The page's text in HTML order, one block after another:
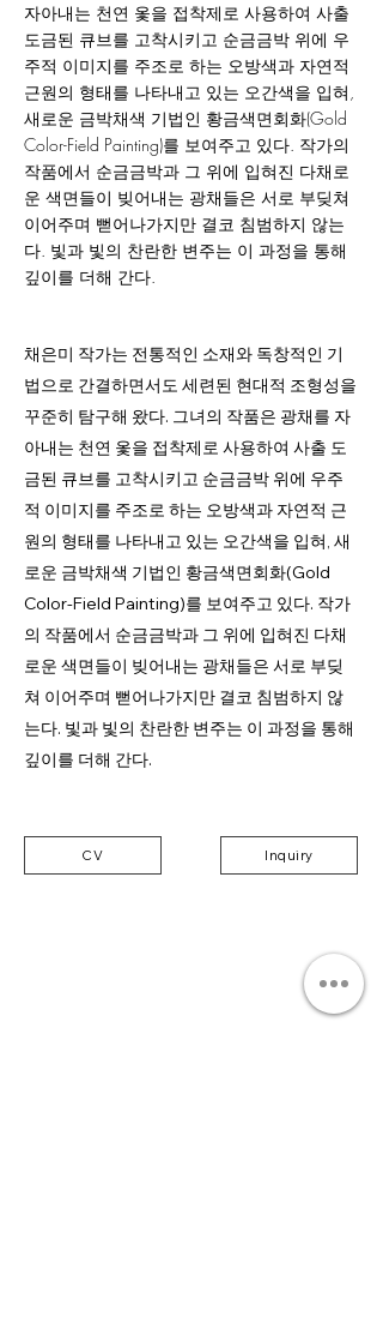
자아내는 천연 옻을 접착제로 사용하여 사출
도금된 큐브를 고착시키고 순금금박 위에 우
주적 이미지를 주조로 하는 오방색과 자연적
근원의 형태를 나타내고 있는 오간색을 입혀,
새로운 금박채색 기법인 황금색면회화(Gold
Color-Field Painting)를 보여주고 있다. 작가의
작품에서 순금금박과 그 위에 입혀진 다채로
운 색면들이 빚어내는 광채들은 서로 부딪쳐
이어주며 뻗어나가지만 결코 침범하지 않는
다. 빛과 빛의 찬란한 변주는 이 과정을 통해
깊이를 더해 간다.
채은미 작가는 전통적인 소재와 독창적인 기
법으로 간결하면서도 세련된 현대적 조형성을
꾸준히 탐구해 왔다. 그녀의 작품은 광채를 자
아내는 천연 옻을 접착제로 사용하여 사출 도
금된 큐브를 고착시키고 순금금박 위에 우주
적 이미지를 주조로 하는 오방색과 자연적 근
원의 형태를 나타내고 있는 오간색을 입혀, 새
로운 금박채색 기법인 황금색면회화(Gold
Color-Field Painting)를 보여주고 있다. 작가
의 작품에서 순금금박과 그 위에 입혀진 다채
로운 색면들이 빚어내는 광채들은 서로 부딪
쳐 이어주며 뻗어나가지만 결코 침범하지 않
는다. 빛과 빛의 찬란한 변주는 이 과정을 통해
깊이를 더해 간다.
CV Inquiry